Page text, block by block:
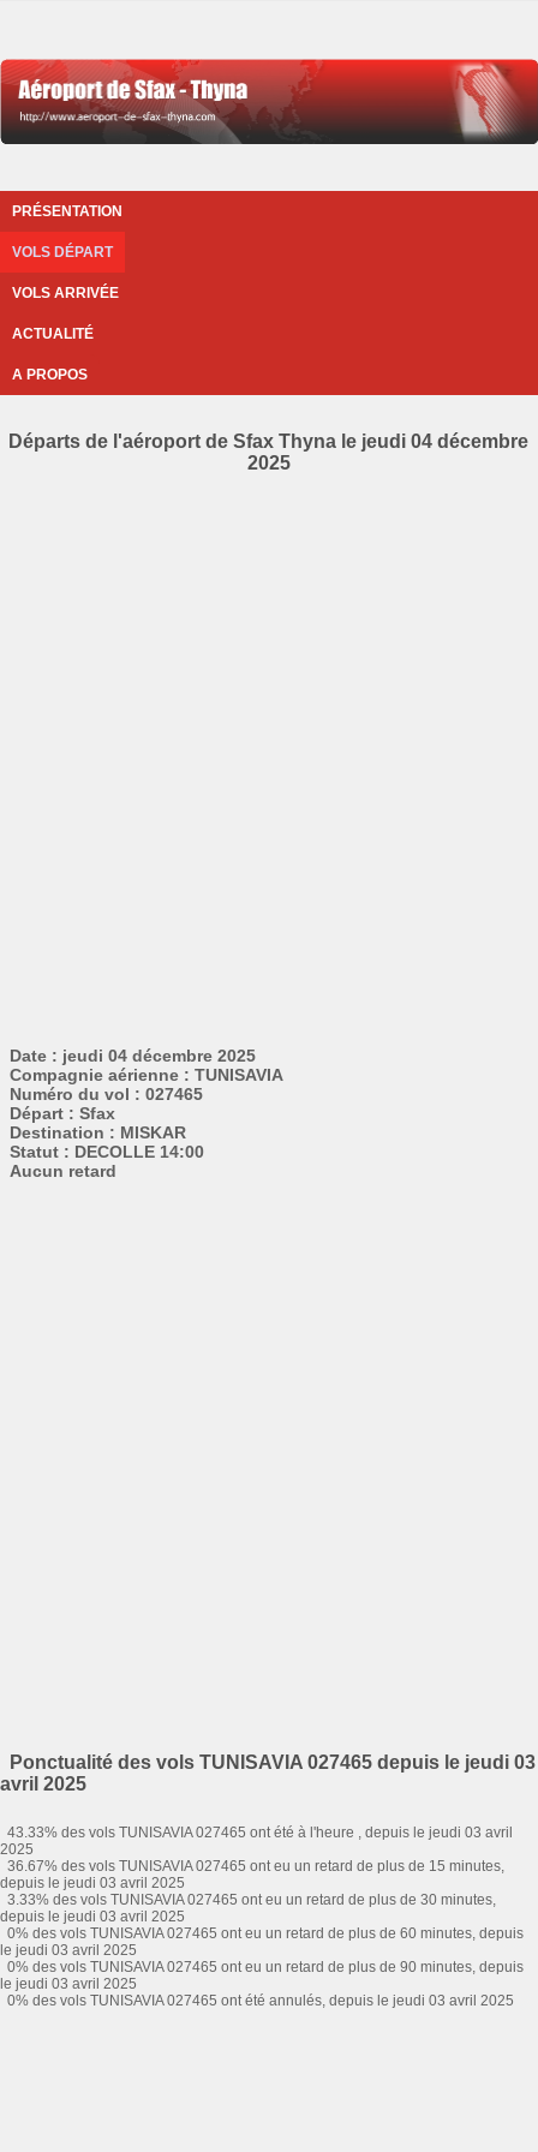
PRÉSENTATION
VOLS DÉPART
VOLS ARRIVÉE
ACTUALITÉ
A PROPOS
Départs de l'aéroport de Sfax Thyna le jeudi 04 décembre
2025
Date : jeudi 04 décembre 2025
Compagnie aérienne : TUNISAVIA
Numéro du vol : 027465
Départ : Sfax
Destination : MISKAR
Statut : DECOLLE 14:00
Aucun retard
Ponctualité des vols TUNISAVIA 027465 depuis le jeudi 03
avril 2025
43.33% des vols TUNISAVIA 027465 ont été à l'heure , depuis le jeudi 03 avril
2025
36.67% des vols TUNISAVIA 027465 ont eu un retard de plus de 15 minutes,
depuis le jeudi 03 avril 2025
3.33% des vols TUNISAVIA 027465 ont eu un retard de plus de 30 minutes,
depuis le jeudi 03 avril 2025
0% des vols TUNISAVIA 027465 ont eu un retard de plus de 60 minutes, depuis
le jeudi 03 avril 2025
0% des vols TUNISAVIA 027465 ont eu un retard de plus de 90 minutes, depuis
le jeudi 03 avril 2025
0% des vols TUNISAVIA 027465 ont été annulés, depuis le jeudi 03 avril 2025